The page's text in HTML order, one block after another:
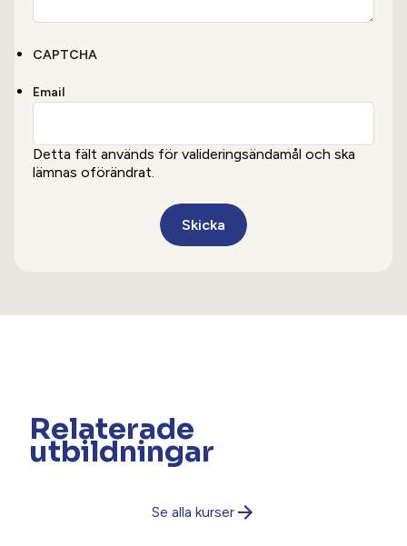
CAPTCHA
Email
Detta fält används för valideringsändamål och ska
lämnas oförändrat.
Relaterade
utbildningar
Se alla kurser